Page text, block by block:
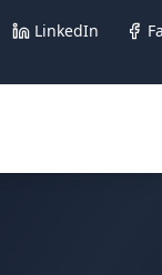
LinkedIn